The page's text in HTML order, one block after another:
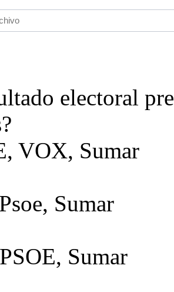
electoral
VOX, Sumar
Sumar
Sumar